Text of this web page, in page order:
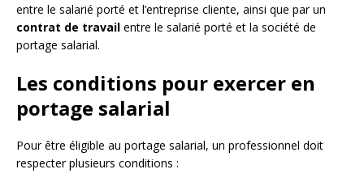
entre le salarié porté et l’entreprise cliente, ainsi que par un
contrat de travail entre le salarié porté et la société de
portage salarial.
Les conditions pour exercer en
portage salarial
Pour être éligible au portage salarial, un professionnel doit
respecter plusieurs conditions :